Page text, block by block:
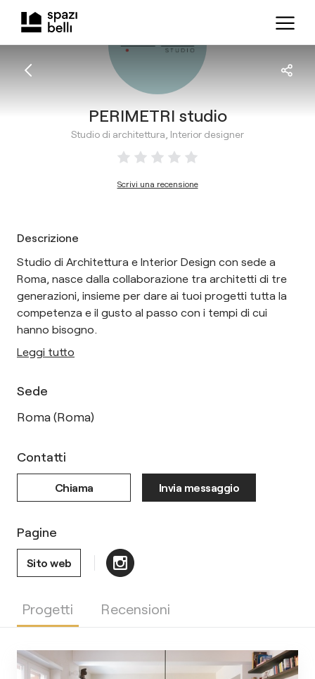
PERIMETRI studio
Studio di architettura, Interior designer
Scrivi una recensione
Descrizione
Studio di Architettura e Interior Design con sede a
Roma, nasce dalla collaborazione tra architetti di tre
generazioni, insieme per dare ai tuoi progetti tutta la
competenza e il gusto al passo con i tempi di cui
hanno bisogno.
Leggi tutto
Sede
Roma (Roma)
Pagine
Sito web
Contatti
Chiama Invia messaggio
Progetti Recensioni